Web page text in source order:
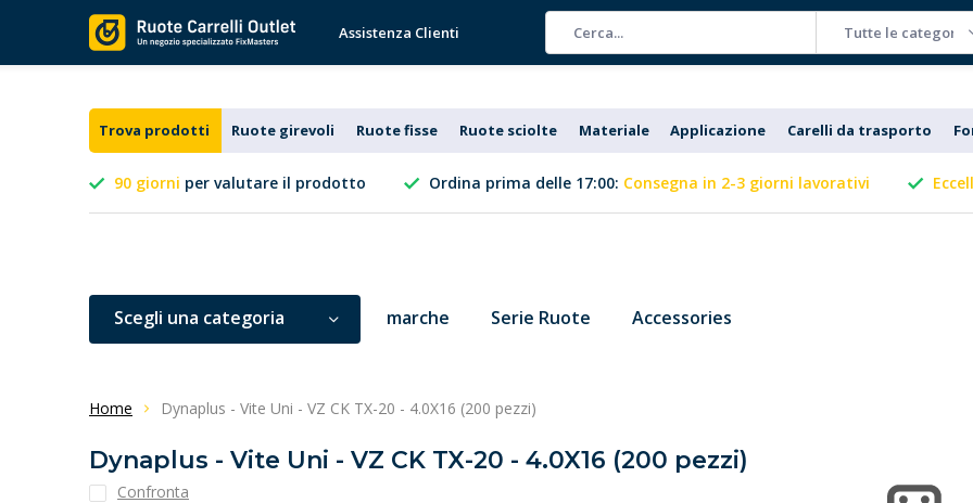
Assistenza Clienti Tutte le categorie
Trova prodotti Ruote girevoli Ruote fisse Ruote sciolte Materiale Applicazione Carelli da trasporto
90 giorni per valutare il prodotto Ordina prima delle 17:00: Consegna in 2-3 giorni lavorativi
Scegli una categoria marche Serie Ruote Accessories
Home Dynaplus - Vite Uni - VZ CK TX-20 - 4.0X16 (200 pezzi)
Dynaplus - Vite Uni - VZ CK TX-20 - 4.0X16 (200 pezzi)
Confronta